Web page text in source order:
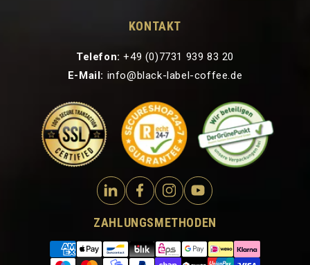
KONTAKT
Telefon: +49 (0)7731 939 83 20
E-Mail: info@black-label-coffee.de
ZAHLUNGSMETHODEN